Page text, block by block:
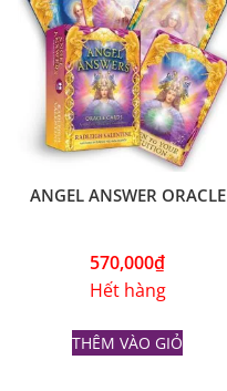
ANGEL ANSWER ORACLE
570,000₫
Hết hàng
THÊM VÀO GIỎ